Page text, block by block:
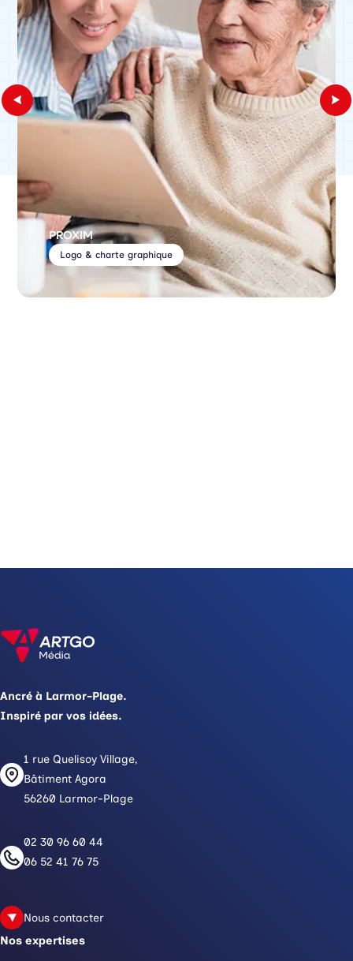
PROXIM
Logo & charte graphique
Ancré à Larmor-Plage.
Inspiré par vos idées.
1 rue Quelisoy Village,
Bâtiment Agora
56260 Larmor-Plage
02 30 96 60 44
06 52 41 76 75
Nous contacter
Nos expertises